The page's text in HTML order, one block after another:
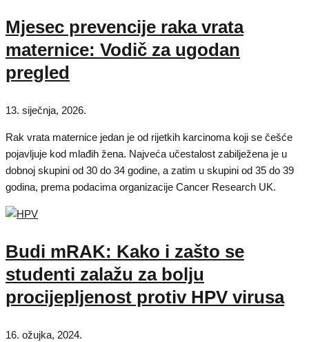
Mjesec prevencije raka vrata
maternice: Vodič za ugodan
pregled
13. siječnja, 2026.
Rak vrata maternice jedan je od rijetkih karcinoma koji se češće
pojavljuje kod mlađih žena. Najveća učestalost zabilježena je u
dobnoj skupini od 30 do 34 godine, a zatim u skupini od 35 do 39
godina, prema podacima organizacije Cancer Research UK.
Budi mRAK: Kako i zašto se
studenti zalažu za bolju
procijepljenost protiv HPV virusa
16. ožujka, 2024.